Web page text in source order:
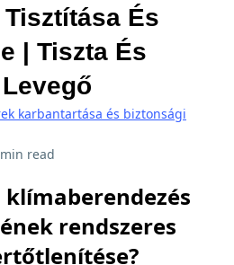
És
| Tiszta És
karbantartása és biztonsági
read
rendszeres